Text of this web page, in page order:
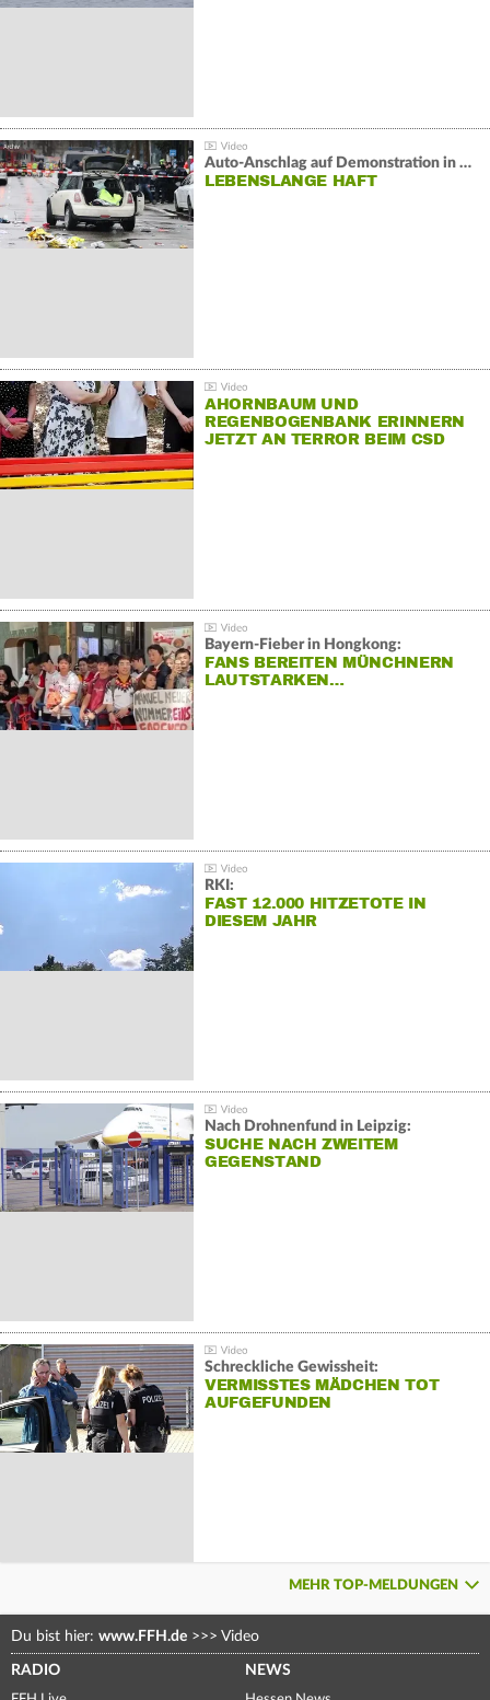
Auto-Anschlag auf Demonstration in München:
LEBENSLANGE HAFT
AHORNBAUM UND
REGENBOGENBANK ERINNERN
JETZT AN TERROR BEIM CSD
Bayern-Fieber in Hongkong:
FANS BEREITEN MÜNCHNERN
LAUTSTARKEN…
RKI:
FAST 12.000 HITZETOTE IN
DIESEM JAHR
Nach Drohnenfund in Leipzig:
SUCHE NACH ZWEITEM
GEGENSTAND
Schreckliche Gewissheit:
VERMISSTES MÄDCHEN TOT
AUFGEFUNDEN
MEHR TOP-MELDUNGEN
Du bist hier: www.FFH.de >>> Video
RADIO NEWS